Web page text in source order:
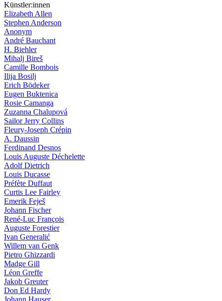
Künstler:innen
Elizabeth Allen
Stephen Anderson
Anonym
André Bauchant
H. Biehler
Mihalj Bireš
Camille Bombois
Ilija Bosilj
Erich Bödeker
Eugen Buktenica
Rosie Camanga
Zuzanna Chalupová
Sailor Jerry Collins
Fleury-Joseph Crépin
A. Daussin
Ferdinand Desnos
Louis Auguste Déchelette
Adolf Dietrich
Louis Ducasse
Préfète Duffaut
Curtis Lee Fairley
Emerik Feješ
Johann Fischer
René-Luc François
Auguste Forestier
Ivan Generalić
Willem van Genk
Pietro Ghizzardi
Madge Gill
Léon Greffe
Jakob Greuter
Don Ed Hardy
Johann Hauser